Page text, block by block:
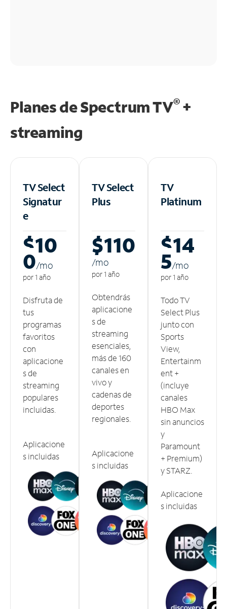
Planes de Spectrum TV®+
streaming
TV Select
Signatur
e
$10
0/mo
por 1 año
Disfruta de
tus
programas
favoritos
con
aplicacione
s de
streaming
populares
incluidas.
Aplicacione
s incluidas
TV Select
Plus
$110
/mo
por 1 año
Obtendrás
aplicacione
s de
streaming
esenciales,
más de 160
canales en
vivo y
cadenas de
deportes
regionales.
Aplicacione
s incluidas
TV
Platinum
$14
5/mo
por 1 año
Todo TV
Select Plus
junto con
Sports
View,
Entertainm
ent +
(incluye
canales
HBO Max
sin anuncios
y
Paramount
+ Premium)
y STARZ.
Aplicacione
s incluidas